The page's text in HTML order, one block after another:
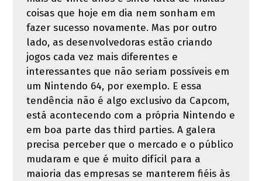
coisas que hoje em dia nem sonham em
fazer sucesso novamente. Mas por outro
lado, as desenvolvedoras estão criando
jogos cada vez mais diferentes e
interessantes que não seriam possíveis em
um Nintendo 64, por exemplo. E essa
tendência não é algo exclusivo da Capcom,
está acontecendo com a própria Nintendo e
em boa parte das third parties. A galera
precisa perceber que o mercado e o público
mudaram e que é muito difícil para a
maioria das empresas se manterem fiéis às